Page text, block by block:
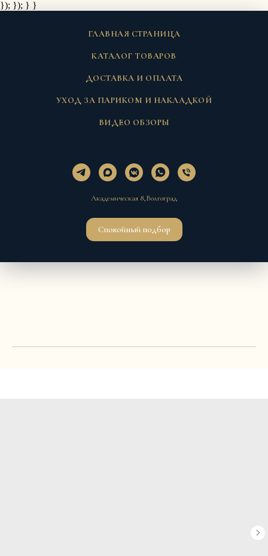
}); }); } }
ГЛАВНАЯ СТРАНИЦА
КАТАЛОГ ТОВАРОВ
ДОСТАВКА И ОПЛАТА
УХОД ЗА ПАРИКОМ И НАКЛАДКОЙ
ВИДЕО ОБЗОРЫ
Академическая 8,Волгоград
Спокойный подбор